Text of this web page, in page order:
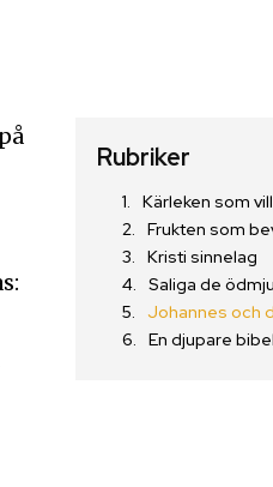
Rubriker
Kärleken som
Frukten som
Kristi sinnelag
Saliga de
Johannes och
En djupare